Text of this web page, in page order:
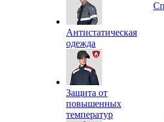
Антистатическая
одежда
Защита от
повышенных
температур